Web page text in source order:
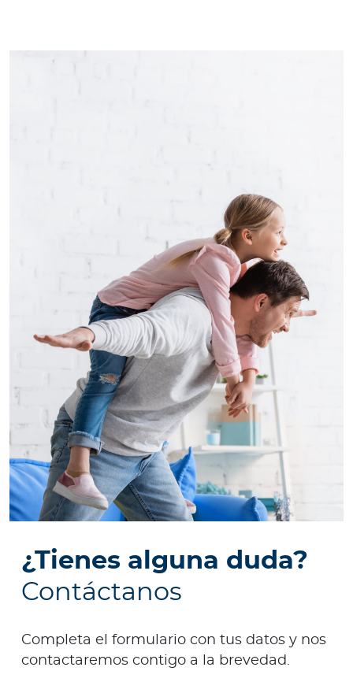
¿Tienes alguna duda?
Contáctanos
Completa el formulario con tus datos y nos
contactaremos contigo a la brevedad.